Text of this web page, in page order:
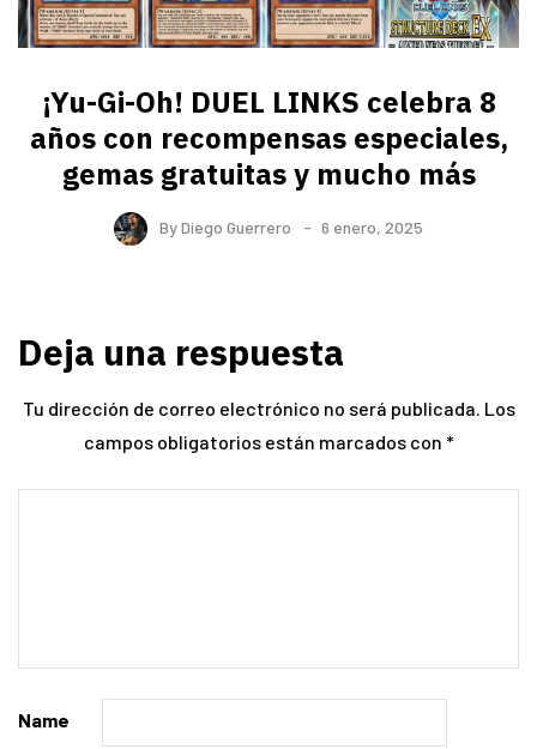
¡Yu-Gi-Oh! DUEL LINKS celebra 8
años con recompensas especiales,
gemas gratuitas y mucho más
ByDiego Guerrero 6 enero, 2025
Deja una respuesta
Tu dirección de correo electrónico no será publicada. Los
campos obligatorios están marcados con *
Name